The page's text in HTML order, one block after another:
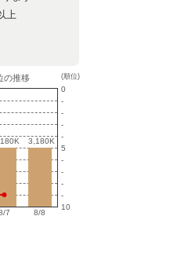
上
の推移
3,180K
3,180K
7 8/8
(順位)
0
-
-
-
-
5
-
-
-
-
10